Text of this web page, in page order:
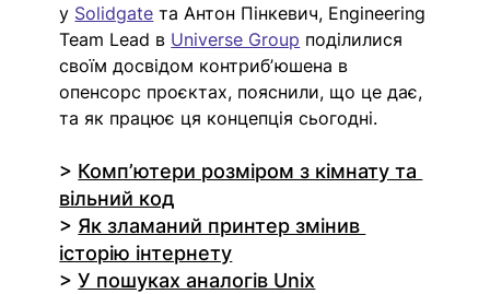
у Solidgate та Антон Пінкевич, Engineering
Team Lead в Universe Group поділилися
своїм досвідом контрибʼюшена в
опенсорс проєктах, пояснили, що це дає,
та як працює ця концепція сьогодні.
> Компʼютери розміром з кімнату та
вільний код
> Як зламаний принтер змінив
історію інтернету
> У пошуках аналогів Unix